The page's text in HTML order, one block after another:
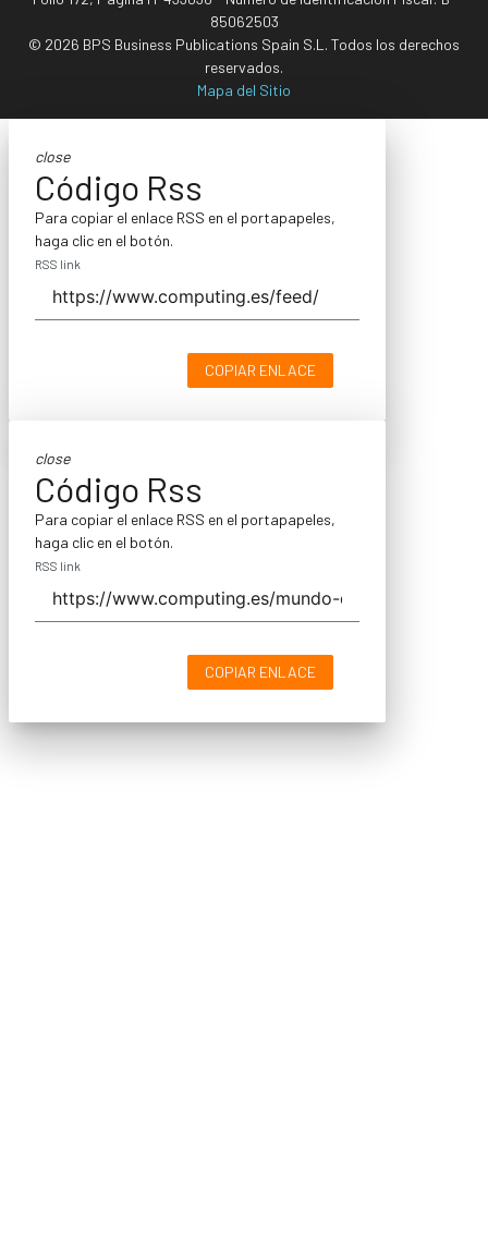
85062503
© 2026 BPS Business Publications Spain S.L. Todos los derechos
reservados.
Mapa del Sitio
close
Código Rss
Para copiar el enlace RSS en el portapapeles,
haga clic en el botón.
RSS link
COPIAR ENLACE
close
Código Rss
Para copiar el enlace RSS en el portapapeles,
haga clic en el botón.
RSS link
COPIAR ENLACE